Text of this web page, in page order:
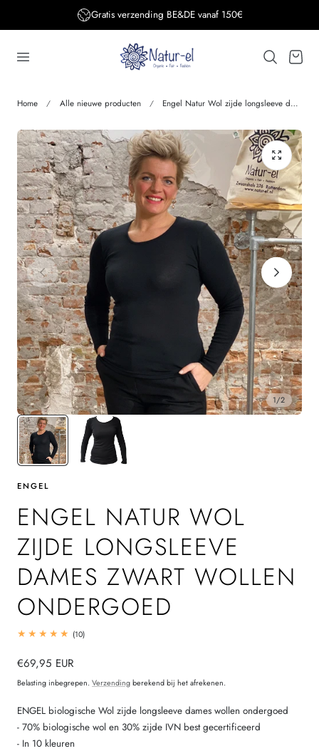
Gratis verzending BE&DE vanaf 150€
Home Alle nieuwe producten Engel Natur Wol zijde longsleeve dames ZWART wollen ondergoed
1/2
ENGEL
ENGEL NATUR WOL
ZIJDE LONGSLEEVE
DAMES ZWART WOLLEN
ONDERGOED
(10)10
Normale
prijs
€69,95 EUR
Belasting inbegrepen. Verzendingberekend bij het afrekenen.
ENGEL biologische Wol zijde longsleeve dames wollen ondergoed
- 70% biologische wol en 30% zijde IVN best gecertificeerd
- In 10 kleuren